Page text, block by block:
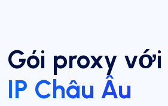
Gói proxy với
IP Châu Âu